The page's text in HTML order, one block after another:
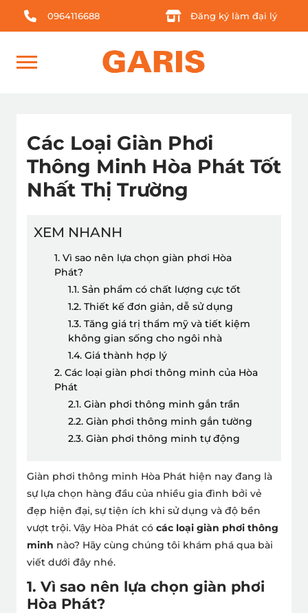
0964116688 Đăng ký làm đại lý
Các Loại Giàn Phơi
Thông Minh Hòa Phát Tốt
Nhất Thị Trường
XEM NHANH
1. Vì sao nên lựa chọn giàn phơi Hòa
Phát?
1.1. Sản phẩm có chất lượng cực tốt
1.2. Thiết kế đơn giản, dễ sử dụng
1.3. Tăng giá trị thẩm mỹ và tiết kiệm
không gian sống cho ngôi nhà
1.4. Giá thành hợp lý
2. Các loại giàn phơi thông minh của Hòa
Phát
2.1. Giàn phơi thông minh gắn trần
2.2. Giàn phơi thông minh gắn tường
2.3. Giàn phơi thông minh tự động
Giàn phơi thông minh Hòa Phát hiện nay đang là
sự lựa chọn hàng đầu của nhiều gia đình bởi vẻ
đẹp hiện đại, sự tiện ích khi sử dụng và độ bền
vượt trội. Vậy Hòa Phát có các loại giàn phơi thông
minh nào? Hãy cùng chúng tôi khám phá qua bài
viết dưới đây nhé.
1. Vì sao nên lựa chọn giàn phơi
Hòa Phát?